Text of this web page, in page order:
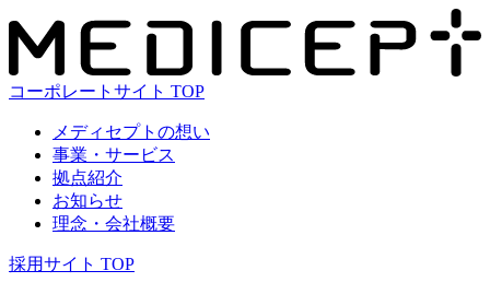
コーポレートサイト TOP
メディセプトの想い
事業・サービス
拠点紹介
お知らせ
理念・会社概要
採用サイト TOP